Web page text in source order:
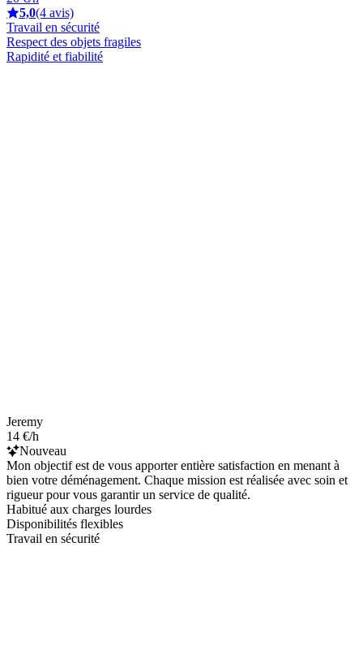
5,0(4 avis)
Travail en sécurité
Respect des objets fragiles
Rapidité et fiabilité
Jeremy
14 €/h
Nouveau
Mon objectif est de vous apporter entière satisfaction en menant à
bien votre déménagement. Chaque mission est réalisée avec soin et
rigueur pour vous garantir un service de qualité.
Habitué aux charges lourdes
Disponibilités flexibles
Travail en sécurité